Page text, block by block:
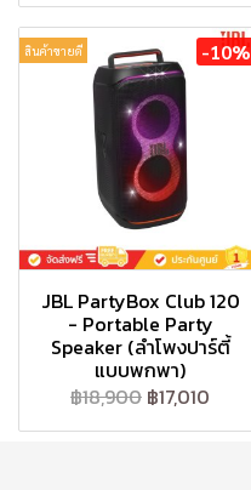
สินค้าขายดี -10%
JBL PartyBox Club 120
- Portable Party
Speaker (ลำโพงปาร์ตี้
แบบพกพา)
฿18,900 ฿17,010